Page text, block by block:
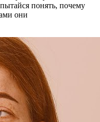
понять, почему
они